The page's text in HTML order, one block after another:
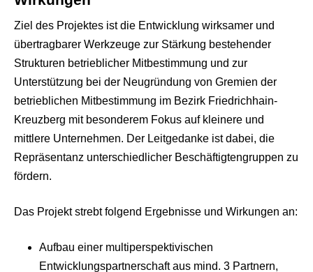
Ziel des Projektes ist die Entwicklung wirksamer und
übertragbarer Werkzeuge zur Stärkung bestehender
Strukturen betrieblicher Mitbestimmung und zur
Unterstützung bei der Neugründung von Gremien der
betrieblichen Mitbestimmung im Bezirk Friedrichhain-
Kreuzberg mit besonderem Fokus auf kleinere und
mittlere Unternehmen. Der Leitgedanke ist dabei, die
Repräsentanz unterschiedlicher Beschäftigtengruppen zu
fördern.
Das Projekt strebt folgend Ergebnisse und Wirkungen an:
Aufbau einer multiperspektivischen
Entwicklungspartnerschaft aus mind. 3 Partnern,